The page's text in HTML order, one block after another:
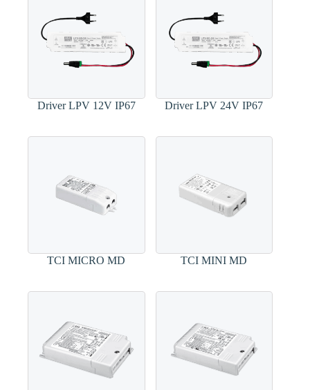
Driver LPV 12V IP67 Driver LPV 24V IP67
TCI MICRO MD TCI MINI MD